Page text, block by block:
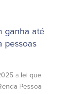
ganha até
pessoas
a lei que
Pessoa